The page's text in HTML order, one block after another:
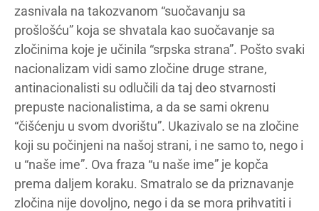
zasnivala na takozvanom “suočavanju sa
prošlošću” koja se shvatala kao suočavanje sa
zločinima koje je učinila “srpska strana”. Pošto svaki
nacionalizam vidi samo zločine druge strane,
antinacionalisti su odlučili da taj deo stvarnosti
prepuste nacionalistima, a da se sami okrenu
“čišćenju u svom dvorištu”. Ukazivalo se na zločine
koji su počinjeni na našoj strani, i ne samo to, nego i
u “naše ime”. Ova fraza “u naše ime” je kopča
prema daljem koraku. Smatralo se da priznavanje
zločina nije dovoljno, nego i da se mora prihvatiti i